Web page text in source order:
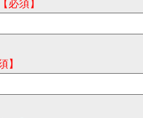
【必須】
】